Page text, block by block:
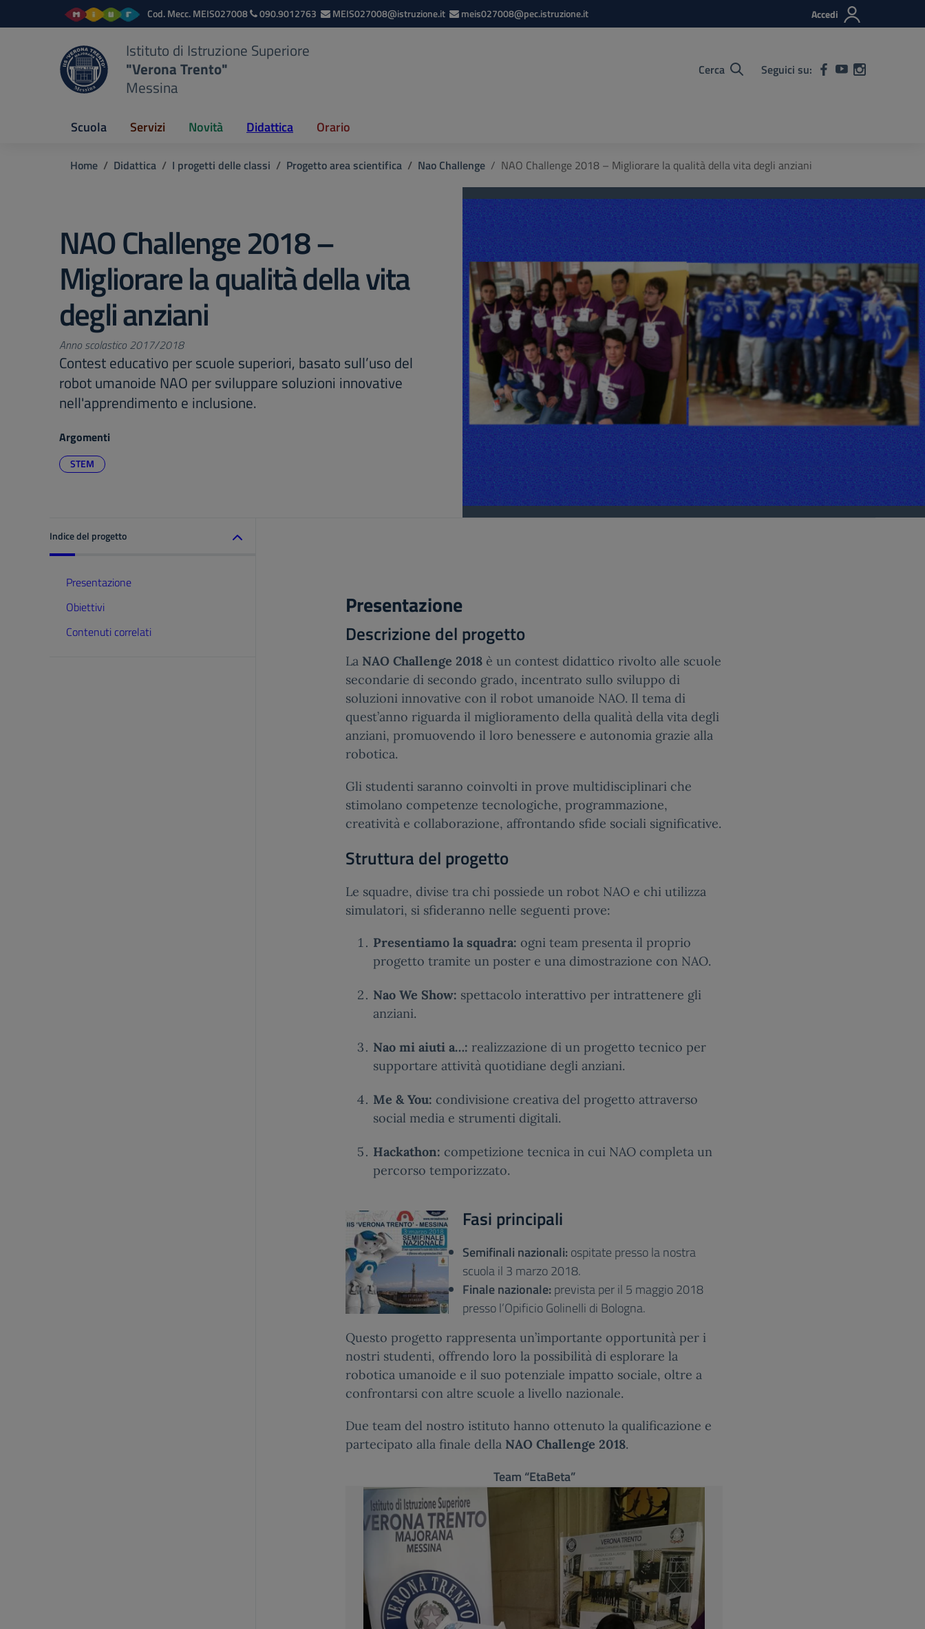
Vai ai contenuti
Vai al menu di navigazione Cod. Mecc.MEIS027008 090.9012763 MEIS027008@istruzione.it meis027008@pec.istruzione.it Accedi
Istituto di Istruzione Superiore
"Verona Trento"
Messina
Cerca Seguici su:
Scuola Servizi Novità Didattica Orario
Home Didattica I progetti delle classi Progetto area scientifica Nao Challenge NAO Challenge 2018 – Migliorare la qualità della vita degli anziani
NAO Challenge 2018 –
Migliorare la qualità della vita
degli anziani
Anno scolastico 2017/2018
Contest educativo per scuole superiori, basato sull’uso del
robot umanoide NAO per sviluppare soluzioni innovative
nell'apprendimento e inclusione.
Argomenti
STEM
Indice del progetto
Presentazione
Obiettivi
Contenuti correlati
Presentazione
Descrizione del progetto
La NAO Challenge 2018 è un contest didattico rivolto alle scuole
secondarie di secondo grado, incentrato sullo sviluppo di
soluzioni innovative con il robot umanoide NAO. Il tema di
quest’anno riguarda il miglioramento della qualità della vita degli
anziani, promuovendo il loro benessere e autonomia grazie alla
robotica.
Gli studenti saranno coinvolti in prove multidisciplinari che
stimolano competenze tecnologiche, programmazione,
creatività e collaborazione, affrontando sfide sociali significative.
Struttura del progetto
Le squadre, divise tra chi possiede un robot NAO e chi utilizza
simulatori, si sfideranno nelle seguenti prove:
Presentiamo la squadra: ogni team presenta il proprio
progetto tramite un poster e una dimostrazione con NAO.
Nao We Show: spettacolo interattivo per intrattenere gli
anziani.
Nao mi aiuti a…: realizzazione di un progetto tecnico per
supportare attività quotidiane degli anziani.
Me & You: condivisione creativa del progetto attraverso
social media e strumenti digitali.
Hackathon: competizione tecnica in cui NAO completa un
percorso temporizzato.
Fasi principali
Semifinali nazionali: ospitate presso la nostra
scuola il 3 marzo 2018.
Finale nazionale: prevista per il 5 maggio 2018
presso l’Opificio Golinelli di Bologna.
Questo progetto rappresenta un’importante opportunità per i
nostri studenti, offrendo loro la possibilità di esplorare la
robotica umanoide e il suo potenziale impatto sociale, oltre a
confrontarsi con altre scuole a livello nazionale.
Due team del nostro istituto hanno ottenuto la qualificazione e
partecipato alla finale della NAO Challenge 2018.
Team “EtaBeta”